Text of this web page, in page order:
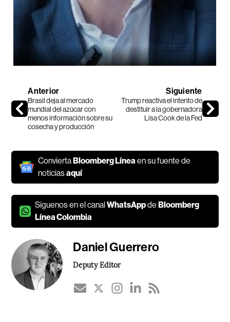
Anterior
Brasil deja al mercado
mundial del azúcar con
menos información sobre su
cosecha y producción
Siguiente
Trump reactiva el intento de
destituir a la gobernadora
Lisa Cook de la Fed
ConviertaBloomberg Línea en su fuente de
noticiasaquí
Síguenos en el canalWhatsAppdeBloomberg
Línea Colombia
Daniel Guerrero
Deputy Editor